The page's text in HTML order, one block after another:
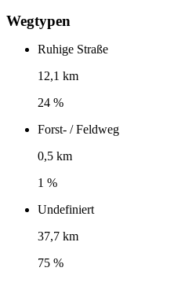
Wegtypen
Ruhige Straße
12,1 km
24 %
Forst- / Feldweg
0,5 km
1 %
Undefiniert
37,7 km
75 %